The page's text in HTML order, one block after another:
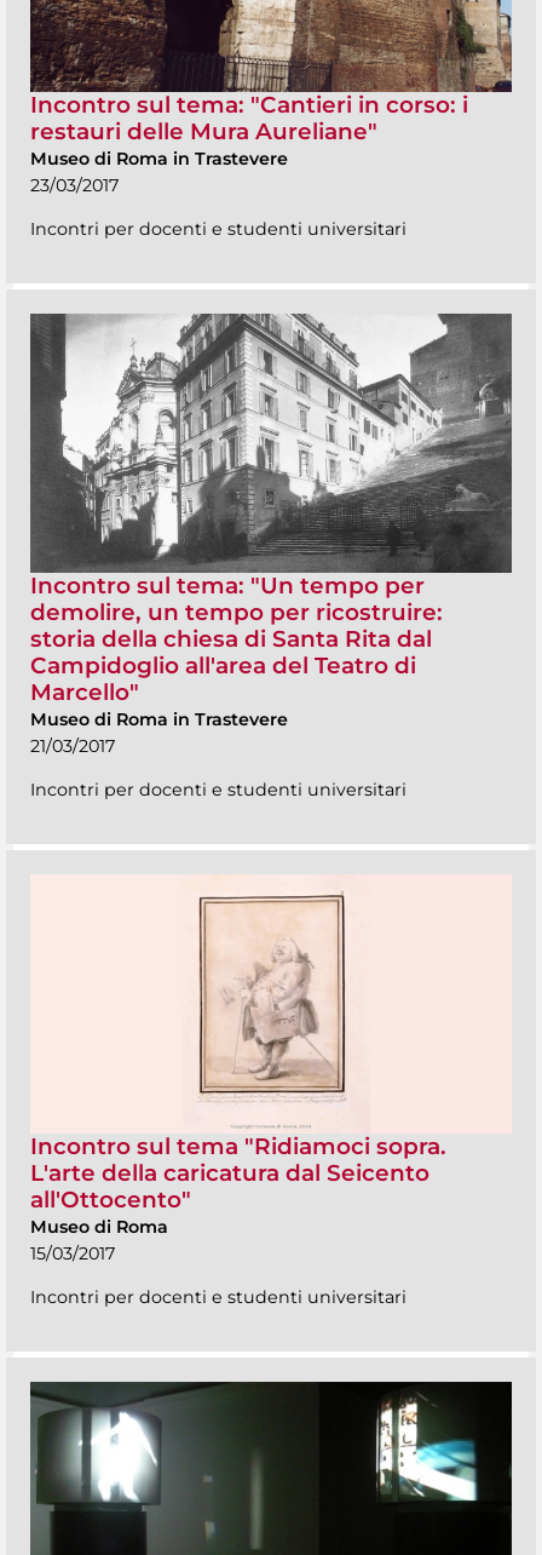
Incontro sul tema: "Cantieri in corso: i
restauri delle Mura Aureliane"
Museo di Roma in Trastevere
23/03/2017
Incontri per docenti e studenti universitari
Incontro sul tema: "Un tempo per
demolire, un tempo per ricostruire:
storia della chiesa di Santa Rita dal
Campidoglio all'area del Teatro di
Marcello"
Museo di Roma in Trastevere
21/03/2017
Incontri per docenti e studenti universitari
Incontro sul tema "Ridiamoci sopra.
L'arte della caricatura dal Seicento
all'Ottocento"
Museo di Roma
15/03/2017
Incontri per docenti e studenti universitari